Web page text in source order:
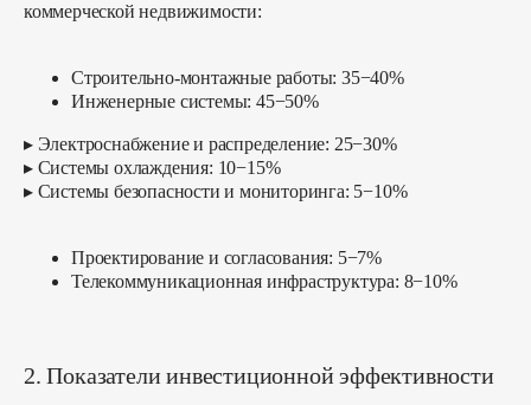
коммерческой недвижимости:
Строительно-монтажные работы: 35−40%
Инженерные системы: 45−50%
▸ Электроснабжение и распределение: 25−30%
▸ Системы охлаждения: 10−15%
▸ Системы безопасности и мониторинга: 5−10%
Проектирование и согласования: 5−7%
Телекоммуникационная инфраструктура: 8−10%
2. Показатели инвестиционной эффективности